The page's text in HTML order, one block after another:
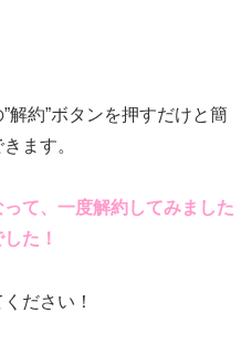
解約”ボタンを押すだけと簡
ます。
て、一度解約してみました
た！
ださい！